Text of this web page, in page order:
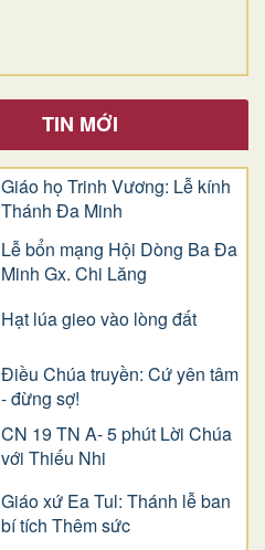
TIN MỚI
Giáo họ Trinh Vương: Lễ kính
Thánh Đa Minh
Lễ bổn mạng Hội Dòng Ba Đa
Minh Gx. Chi Lăng
Hạt lúa gieo vào lòng đất
Điều Chúa truyền: Cứ yên tâm
- đừng sợ!
CN 19 TN A- 5 phút Lời Chúa
với Thiếu Nhi
Giáo xứ Ea Tul: Thánh lễ ban
bí tích Thêm sức